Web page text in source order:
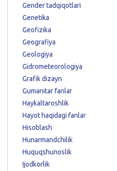
Gender tadqiqotlari
Genetika
Geofizika
Geografiya
Geologiya
Gidrometeorologiya
Grafik dizayn
Gumanitar fanlar
Haykaltaroshlik
Hayot haqidagi fanlar
Hisoblash
Hunarmandchilik
Huquqshunoslik
Ijodkorlik